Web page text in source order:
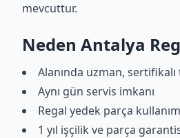
mevcuttur.
Neden Antalya
Alanında uzman,
Aynı gün servis imkanı
Regal yedek parça
1 yıl işçilik ve parça